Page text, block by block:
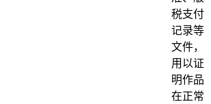
税支付
记录等
文件，
用以证
明作品
在正常